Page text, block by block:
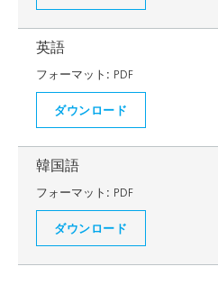
英語
フォーマット: PDF
ダウンロード
韓国語
フォーマット: PDF
ダウンロード